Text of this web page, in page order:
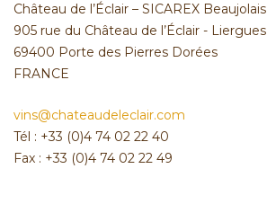
Château de l’Éclair – SICAREX Beaujolais
905 rue du Château de l’Éclair - Liergues
69400 Porte des Pierres Dorées
FRANCE
vins@chateaudeleclair.com
Tél : +33 (0)4 74 02 22 40
Fax : +33 (0)4 74 02 22 49